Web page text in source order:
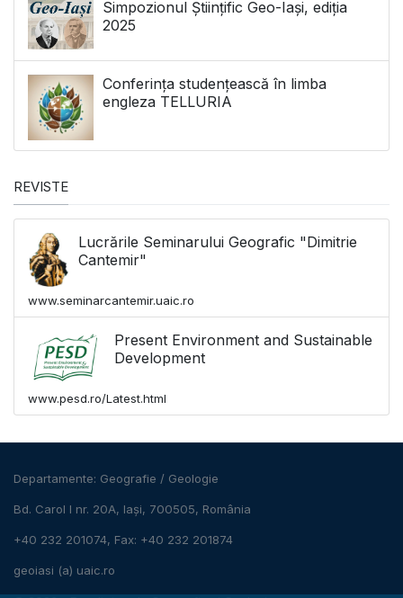
Simpozionul Științific Geo-Iași, ediția
2025
Conferința studențească în limba
engleza TELLURIA
REVISTE
Lucrările Seminarului Geografic "Dimitrie
Cantemir"
www.seminarcantemir.uaic.ro
Present Environment and Sustainable
Development
www.pesd.ro/Latest.html
Departamente: Geografie / Geologie
Bd. Carol I nr. 20A, Iași, 700505, România
+40 232 201074, Fax: +40 232 201874
geoiasi (a) uaic.ro